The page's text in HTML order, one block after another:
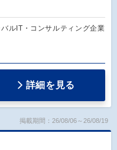
ルIT・コンサルティング企業
詳細を見る
掲載期間：26/08/06～26/08/19